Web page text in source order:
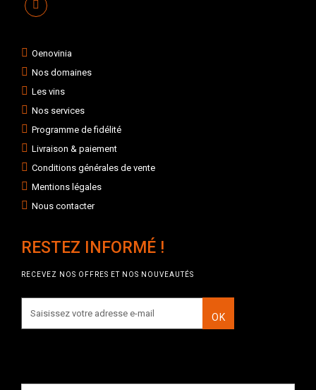
Oenovinia
Nos domaines
Les vins
Nos services
Programme de fidélité
Livraison & paiement
Conditions générales de vente
Mentions légales
Nous contacter
RESTEZ INFORMÉ !
RECEVEZ NOS OFFRES ET NOS NOUVEAUTÉS
OK